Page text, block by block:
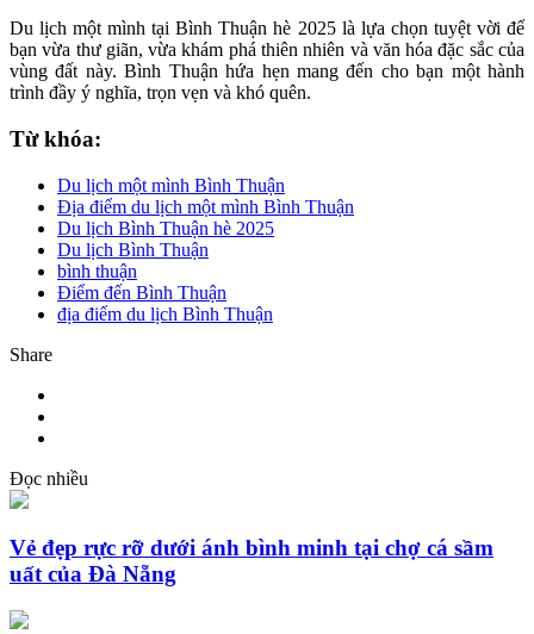
Du lịch một mình tại Bình Thuận hè 2025 là lựa chọn tuyệt vời để
bạn vừa thư giãn, vừa khám phá thiên nhiên và văn hóa đặc sắc của
vùng đất này. Bình Thuận hứa hẹn mang đến cho bạn một hành
trình đầy ý nghĩa, trọn vẹn và khó quên.
Từ khóa:
Du lịch một mình Bình Thuận
Địa điểm du lịch một mình Bình Thuận
Du lịch Bình Thuận hè 2025
Du lịch Bình Thuận
bình thuận
Điểm đến Bình Thuận
địa điểm du lịch Bình Thuận
Share
Đọc nhiều
Vẻ đẹp rực rỡ dưới ánh bình minh tại chợ cá sầm
uất của Đà Nẵng